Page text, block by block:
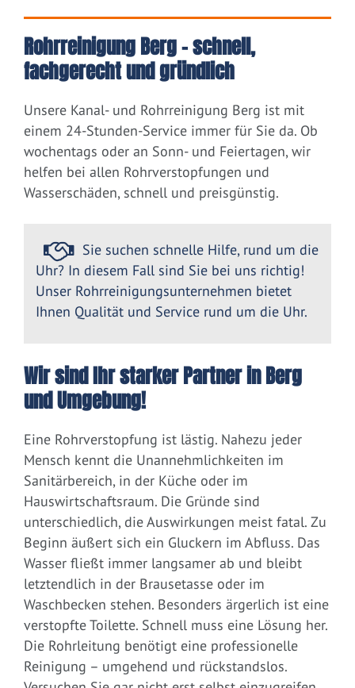
Rohrreinigung Berg – schnell,
fachgerecht und gründlich
Unsere Kanal- und Rohrreinigung Berg ist mit
einem 24-Stunden-Service immer für Sie da. Ob
wochentags oder an Sonn- und Feiertagen, wir
helfen bei allen Rohrverstopfungen und
Wasserschäden, schnell und preisgünstig.
Sie suchen schnelle Hilfe, rund um die
Uhr? In diesem Fall sind Sie bei uns richtig!
Unser Rohrreinigungsunternehmen bietet
Ihnen Qualität und Service rund um die Uhr.
Wir sind Ihr starker Partner in Berg
und Umgebung!
Eine Rohrverstopfung ist lästig. Nahezu jeder
Mensch kennt die Unannehmlichkeiten im
Sanitärbereich, in der Küche oder im
Hauswirtschaftsraum. Die Gründe sind
unterschiedlich, die Auswirkungen meist fatal. Zu
Beginn äußert sich ein Gluckern im Abfluss. Das
Wasser fließt immer langsamer ab und bleibt
letztendlich in der Brausetasse oder im
Waschbecken stehen. Besonders ärgerlich ist eine
verstopfte Toilette. Schnell muss eine Lösung her.
Die Rohrleitung benötigt eine professionelle
Reinigung – umgehend und rückstandslos.